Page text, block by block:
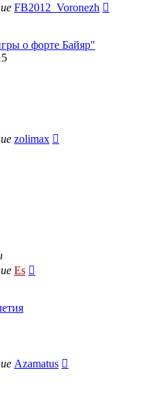
FB2012_Voronezh
о форте Байяр"
zolimax
Es
Azamatus